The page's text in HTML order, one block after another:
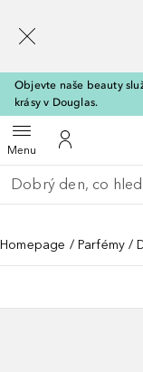
Objevte naše beauty
krásy v Douglas.
MenuOtevřít menuK mému účtu
Vraťte se
Proveďte vyhledávání
Homepage Parfémy